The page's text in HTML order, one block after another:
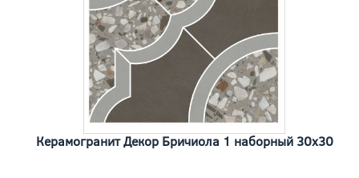
Керамогранит Декор Бричиола 1 наборный 30x30